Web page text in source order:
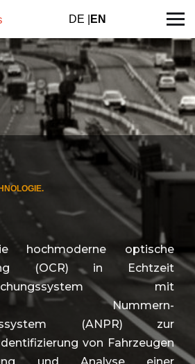
DE | EN
hochmoderne optische
(OCR) in Echtzeit
mit
Nummern-
(ANPR) zur
von Fahrzeugen